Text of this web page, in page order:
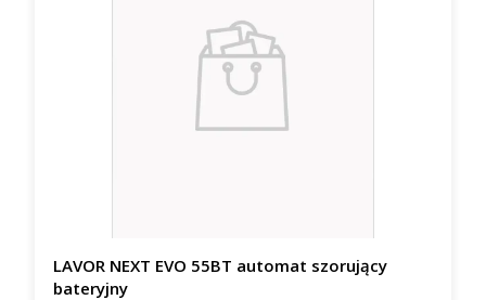
LAVOR NEXT EVO 55BT automat szorujący
bateryjny